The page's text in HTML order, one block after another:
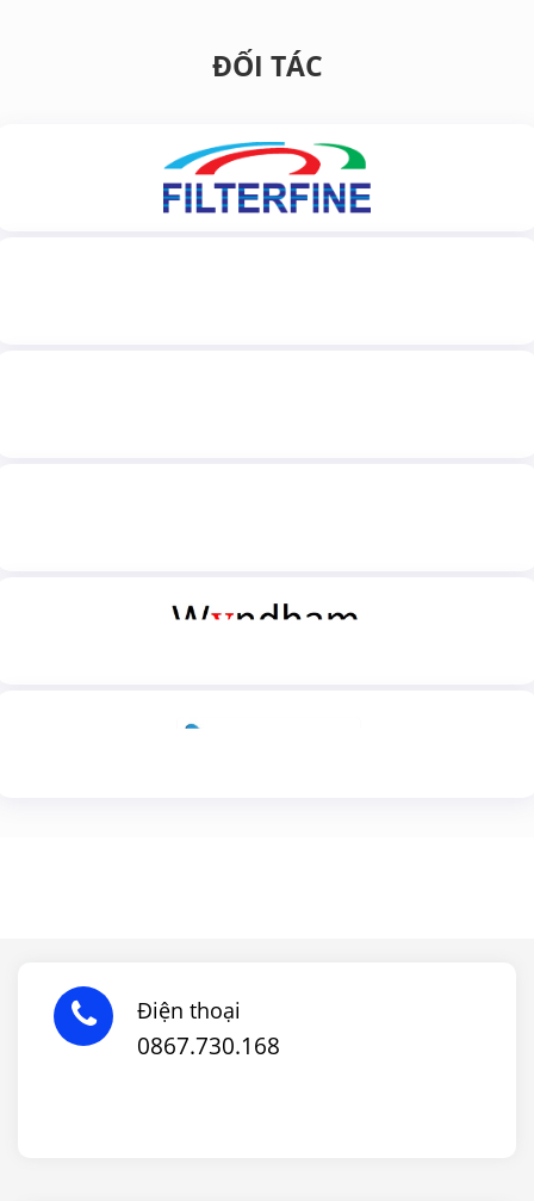
ĐỐI TÁC
Điện thoại
0867.730.168